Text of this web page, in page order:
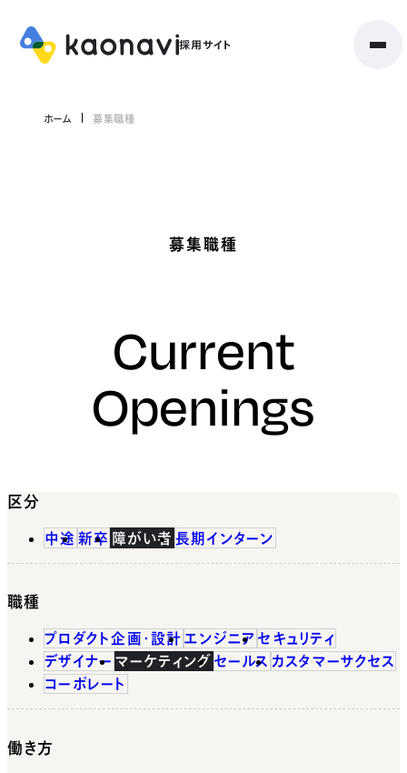
ホーム 募集職種
募集職種
Current
Openings
区分
中途 新卒 障がい者 長期インターン
職種
プロダクト企画・設計 エンジニア セキュリティ
デザイナー マーケティング セールス カスタマーサクセス
コーポレート
働き方